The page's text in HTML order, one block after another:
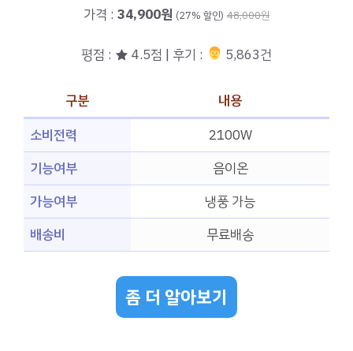
가격 : 34,900원 (27% 할인) 48,000원
평점 : ★ 4.5점 | 후기 : ‍‍ 5,863건
구분
내용
소비전력
2100W
기능여부
음이온
가능여부
냉풍 가능
배송비
무료배송
좀 더 알아보기